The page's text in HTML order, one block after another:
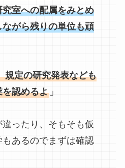
室への配属をみとめ
がら残りの単位も頑
規定の研究発表なども
認めるよ」
ったり、そもそも仮
あるのでまずは確認